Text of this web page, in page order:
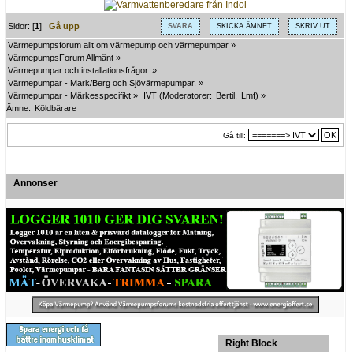
SVARA SKICKA ÄMNET SKRIV UT
Sidor: [1]Gå upp
Värmepumpsforum allt om värmepump och värmepumpar »
VärmepumpsForum Allmänt »
Värmepumpar och installationsfrågor. »
Värmepumpar - Mark/Berg och Sjövärmepumpar. »
Värmepumpar - Märkesspecifikt » IVT (Moderatorer: Bertil Lmf) »
Ämne: Köldbärare
Gå till:
Annonser
Right Block